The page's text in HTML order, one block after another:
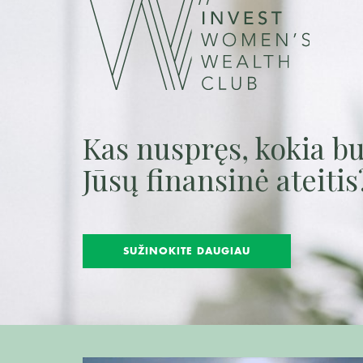
Kas nuspręs, kokia
Jūsų finansinė
SUŽINOKITE DAUGIAU